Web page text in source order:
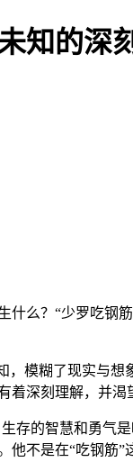
知的深
什么？“少罗吃
模糊了现实与
深刻理解，并渴
存的智慧和勇
他不是在“吃钢